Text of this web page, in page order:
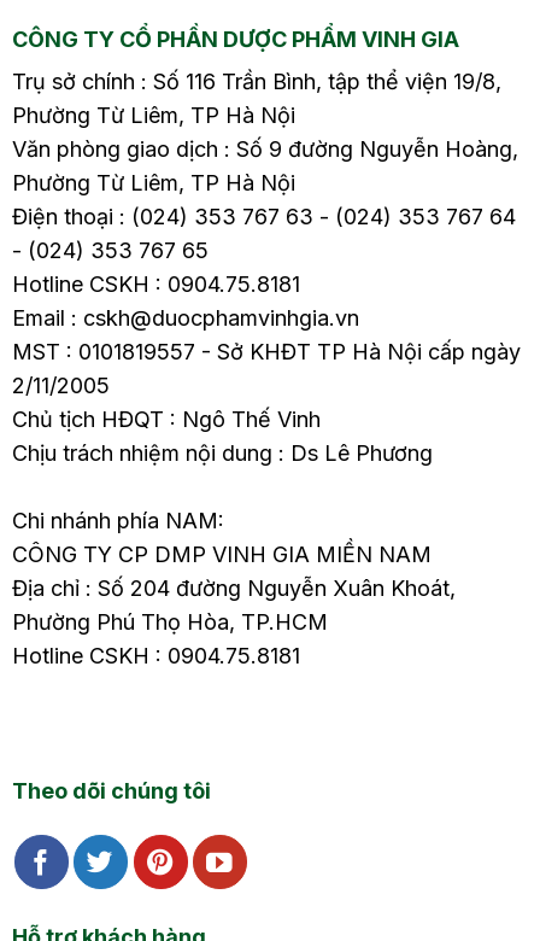
cách chữa rối loạn tiền
đình bằng diện chẩn
từ sớm trong bài viết
sau nhé.
CÔNG TY CỔ PHẦN DƯỢC PHẨM VINH GIA
Trụ sở chính : Số 116 Trần Bình, tập thể viện 19/8,
Phường Từ Liêm, TP Hà Nội
Văn phòng giao dịch : Số 9 đường Nguyễn Hoàng,
Phường Từ Liêm, TP Hà Nội
Điện thoại : (024) 353 767 63 - (024) 353 767 64
- (024) 353 767 65
Hotline CSKH : 0904.75.8181
Email : cskh@duocphamvinhgia.vn
MST : 0101819557 - Sở KHĐT TP Hà Nội cấp ngày
2/11/2005
Chủ tịch HĐQT : Ngô Thế Vinh
Chịu trách nhiệm nội dung : Ds Lê Phương
Chi nhánh phía NAM:
CÔNG TY CP DMP VINH GIA MIỀN NAM
Địa chỉ : Số 204 đường Nguyễn Xuân Khoát,
Phường Phú Thọ Hòa, TP.HCM
Hotline CSKH : 0904.75.8181
Theo dõi chúng tôi